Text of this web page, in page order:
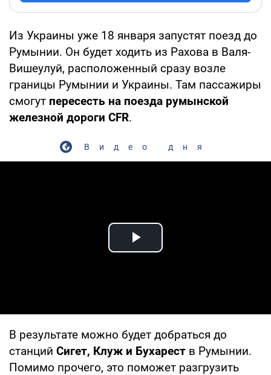
Из Украины уже 18 января запустят поезд до
Румынии. Он будет ходить из Рахова в Валя-
Вишеулуй, расположенный сразу возле
границы Румынии и Украины. Там пассажиры
смогут пересесть на поезда румынской
железной дороги CFR.
Видео дня
Play Video
В результате можно будет добраться до
станций Сигет, Клуж и Бухарест в Румынии.
Помимо прочего, это поможет разгрузить